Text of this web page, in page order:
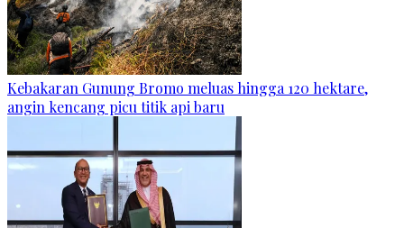
Kebakaran Gunung Bromo meluas hingga 120 hektare,
angin kencang picu titik api baru